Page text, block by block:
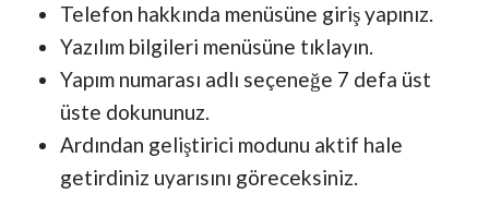
Telefon hakkında menüsüne giriş yapınız.
Yazılım bilgileri menüsüne tıklayın.
Yapım numarası adlı seçeneğe 7 defa üst
üste dokununuz.
Ardından geliştirici modunu aktif hale
getirdiniz uyarısını göreceksiniz.